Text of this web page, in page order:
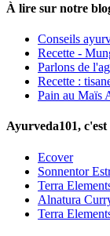
À lire sur notre
Conseils
Recette -
Parlons de
Recette :
Pain au Maïs
Ayurveda101,
Ecover
Sonnentor
Terra
Alnatura
Terra